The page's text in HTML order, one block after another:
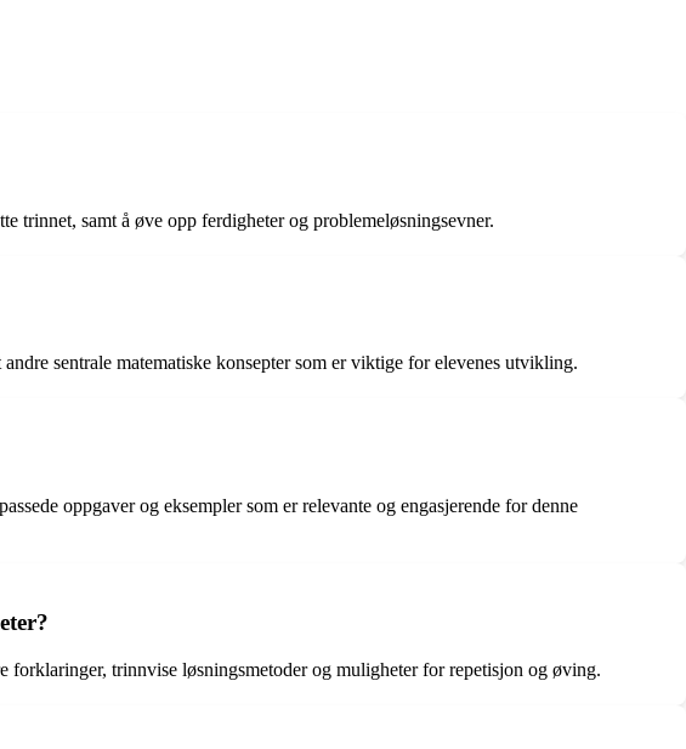
trinnet, samt å øve opp ferdigheter og problemeløsningsevner.
sentrale matematiske konsepter som er viktige for elevenes utvikling.
oppgaver og eksempler som er relevante og engasjerende for denne
trinnvise løsningsmetoder og muligheter for repetisjon og øving.